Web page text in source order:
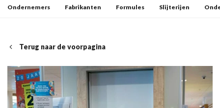
Ondernemers Fabrikanten Formules Slijterijen
Terug naar de voorpagina